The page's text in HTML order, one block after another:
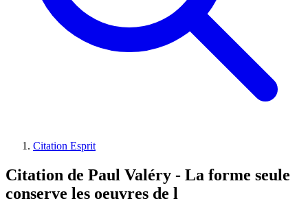
Citation Esprit
Citation de Paul Valéry - La forme seule
conserve les oeuvres de l